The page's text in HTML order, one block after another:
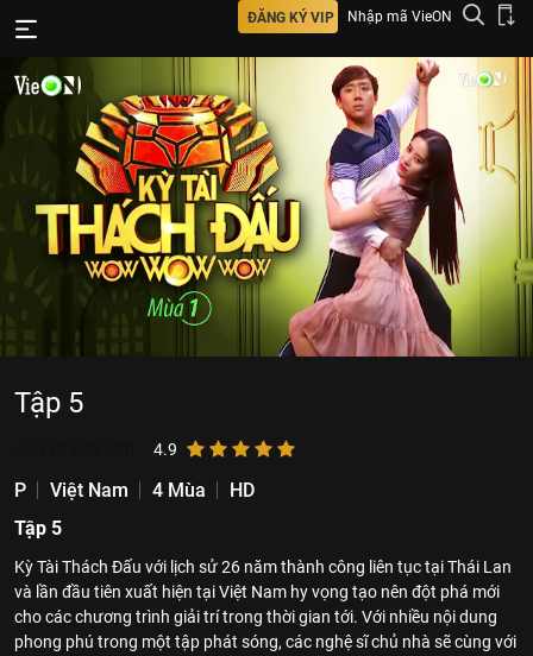
ĐĂNG KÝ VIP Nhập mã VieON
Tập 5
4.9
P Việt Nam 4 Mùa
HD
Tập 5
Kỳ Tài Thách Đấu với lịch sử 26 năm thành công liên tục tại Thái Lan
và lần đầu tiên xuất hiện tại Việt Nam hy vọng tạo nên đột phá mới
cho các chương trình giải trí trong thời gian tới. Với nhiều nội dung
phong phú trong một tập phát sóng, các nghệ sĩ chủ nhà sẽ cùng với